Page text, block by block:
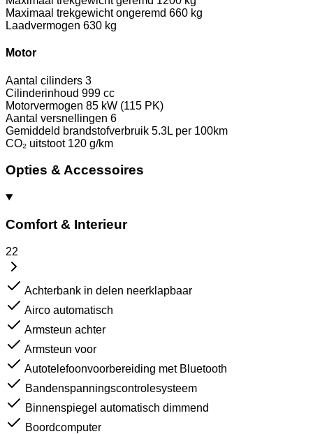
Maximaal trekgewicht ongeremd 660 kg
Laadvermogen 630 kg
Motor
Aantal cilinders 3
Cilinderinhoud 999 cc
Motorvermogen 85 kW (115 PK)
Aantal versnellingen 6
Gemiddeld brandstofverbruik 5.3L per 100km
CO₂ uitstoot 120 g/km
Opties & Accessoires
Comfort & Interieur
22
Achterbank in delen neerklapbaar
Airco automatisch
Armsteun achter
Armsteun voor
Autotelefoonvoorbereiding met Bluetooth
Bandenspanningscontrolesysteem
Binnenspiegel automatisch dimmend
Boordcomputer